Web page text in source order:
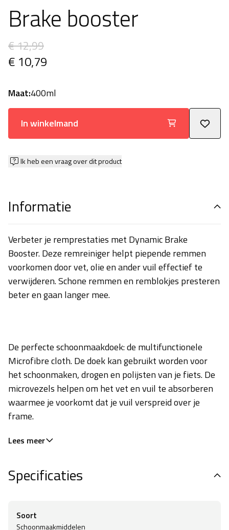
Brake booster
€ 12,99
€ 10,79
Maat:400ml
In winkelmand
Ik heb een vraag over dit product
Informatie
Verbeter je remprestaties met Dynamic Brake
Booster. Deze remreiniger helpt piepende remmen
voorkomen door vet, olie en ander vuil effectief te
verwijderen. Schone remmen en remblokjes presteren
beter en gaan langer mee.
De perfecte schoonmaakdoek: de multifunctionele
Microfibre cloth. De doek kan gebruikt worden voor
het schoonmaken, drogen en polijsten van je fiets. De
microvezels helpen om het vet en vuil te absorberen
waarmee je voorkomt dat je vuil verspreid over je
frame.
Lees meer
Specificaties
Soort
Schoonmaakmiddelen